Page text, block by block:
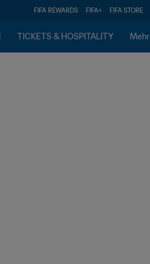
FIFA REWARDS FIFA+ FIFA STORE
TICKETS & HOSPITALITY Mehr